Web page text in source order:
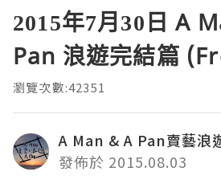
2015年7月30日 A
Pan 浪遊完結篇
瀏覽次數:42351
A Man & A Pan賣藝浪
發佈於 2015.08.03